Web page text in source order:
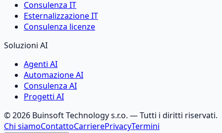
Consulenza IT
Esternalizzazione IT
Consulenza licenze
Soluzioni AI
Agenti AI
Automazione AI
Consulenza AI
Progetti AI
©2026 Buinsoft Technology s.r.o. — Tutti i diritti riservati.
Chi siamoContattoCarrierePrivacyTermini